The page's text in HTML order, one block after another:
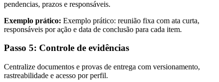
pendencias, prazos e responsáveis.
Exemplo prático: Exemplo prático: reunião fixa com ata curta,
responsáveis por ação e data de conclusão para cada item.
Passo 5: Controle de evidências
Centralize documentos e provas de entrega com versionamento,
rastreabilidade e acesso por perfil.